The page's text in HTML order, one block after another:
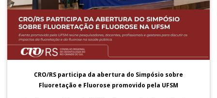
CRO/RS participa da abertura do Simpósio sobre
Fluoretação e Fluorose promovido pela UFSM